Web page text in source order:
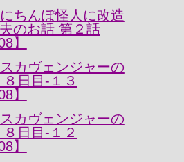
ちんぽ怪人に改造
のお話 第２話
】
カヴェンジャーの
日目-１３
】
カヴェンジャーの
日目-１２
】